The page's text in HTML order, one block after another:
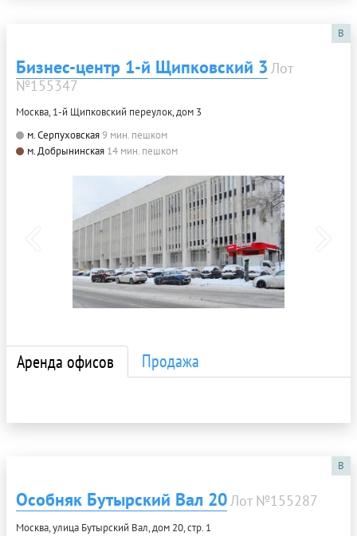
B
Бизнес-центр 1-й Щипковский 3 Лот
№155347
Москва, 1-й Щипковский переулок, дом 3
м. Серпуховская9 мин. пешком
м. Добрынинская 14 мин. пешком
Аренда офисов Продажа
B
Особняк Бутырский Вал 20Лот №155287
Москва, улица Бутырский Вал, дом 20, стр. 1